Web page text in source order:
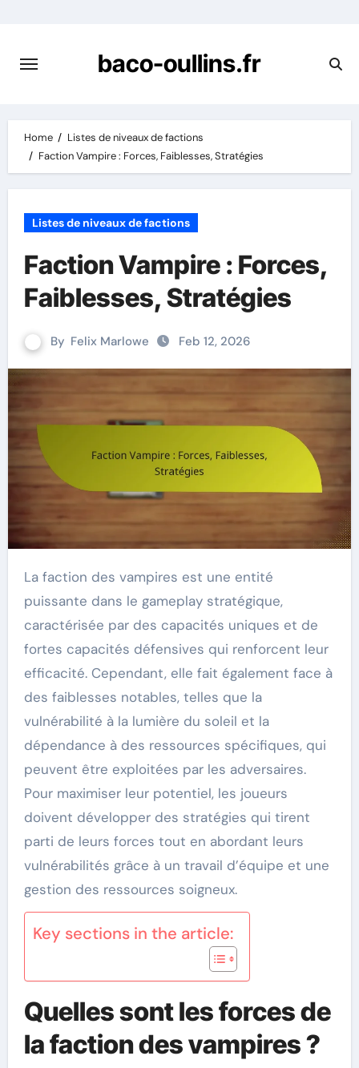
content
baco-oullins.fr
Home
Listes de niveaux de factions
Faction Vampire : Forces, Faiblesses, Stratégies
Listes de niveaux de factions
Faction Vampire : Forces,
Faiblesses, Stratégies
By Felix Marlowe Feb 12, 2026
La faction des vampires est une entité
puissante dans le gameplay stratégique,
caractérisée par des capacités uniques et de
fortes capacités défensives qui renforcent leur
efficacité. Cependant, elle fait également face à
des faiblesses notables, telles que la
vulnérabilité à la lumière du soleil et la
dépendance à des ressources spécifiques, qui
peuvent être exploitées par les adversaires.
Pour maximiser leur potentiel, les joueurs
doivent développer des stratégies qui tirent
parti de leurs forces tout en abordant leurs
vulnérabilités grâce à un travail d’équipe et une
gestion des ressources soigneux.
Key sections in the article:
Quelles sont les forces de
la faction des vampires ?